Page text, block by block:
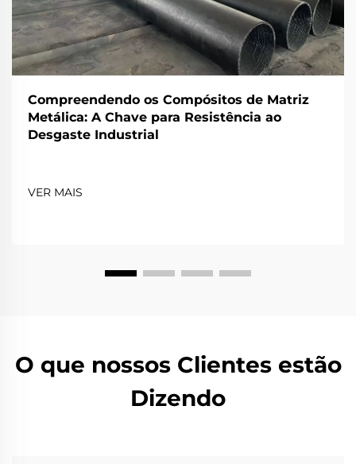
Compreendendo os Compósitos de Matriz
Metálica: A Chave para Resistência ao
Desgaste Industrial
VER MAIS
O que nossos Clientes estão
Dizendo